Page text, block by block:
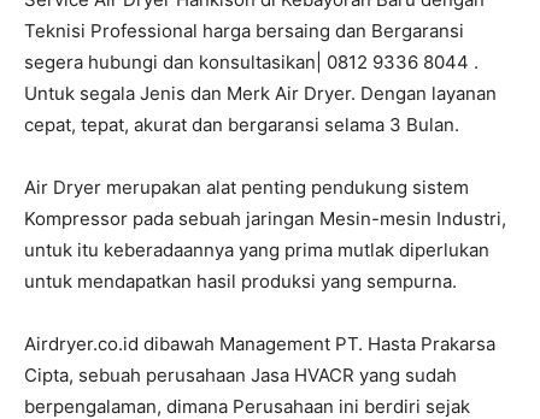
Teknisi Professional harga bersaing dan Bergaransi
segera hubungi dan konsultasikan| 0812 9336 8044 .
Untuk segala Jenis dan Merk Air Dryer. Dengan layanan
cepat, tepat, akurat dan bergaransi selama 3 Bulan.
Air Dryer merupakan alat penting pendukung sistem
Kompressor pada sebuah jaringan Mesin-mesin Industri,
untuk itu keberadaannya yang prima mutlak diperlukan
untuk mendapatkan hasil produksi yang sempurna.
Airdryer.co.id dibawah Management PT. Hasta Prakarsa
Cipta, sebuah perusahaan Jasa HVACR yang sudah
berpengalaman, dimana Perusahaan ini berdiri sejak